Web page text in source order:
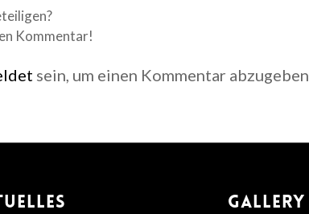
Kommentar!
sein, um einen Kommentar abzugeben.
GALLERY